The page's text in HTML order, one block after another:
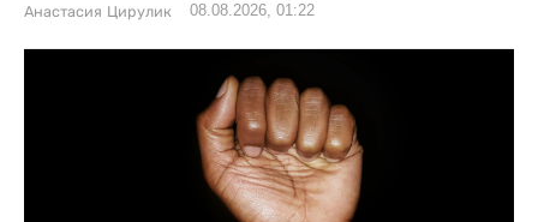
Анастасия Цирулик 08.08.2026, 01:22